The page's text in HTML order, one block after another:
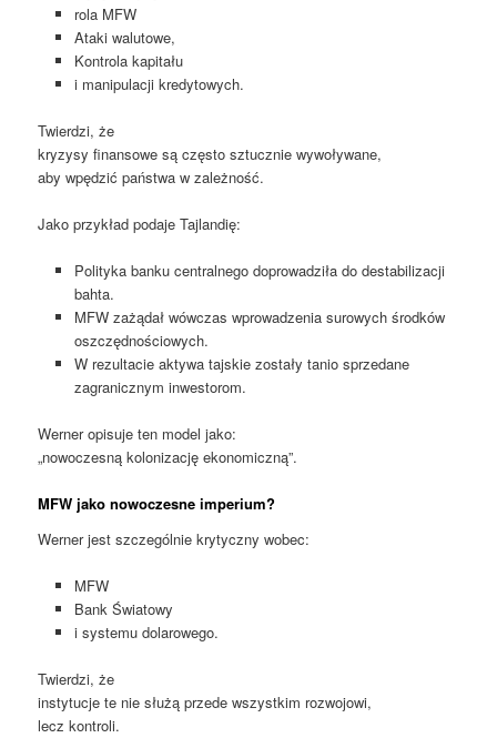
rola MFW
Ataki walutowe,
Kontrola kapitału
i manipulacji kredytowych.
Twierdzi, że
kryzysy finansowe są często sztucznie wywoływane,
aby wpędzić państwa w zależność.
Jako przykład podaje Tajlandię:
Polityka banku centralnego doprowadziła do destabilizacji
bahta.
MFW zażądał wówczas wprowadzenia surowych środków
oszczędnościowych.
W rezultacie aktywa tajskie zostały tanio sprzedane
zagranicznym inwestorom.
Werner opisuje ten model jako:
„nowoczesną kolonizację ekonomiczną”.
MFW jako nowoczesne imperium?
Werner jest szczególnie krytyczny wobec:
MFW
Bank Światowy
i systemu dolarowego.
Twierdzi, że
instytucje te nie służą przede wszystkim rozwojowi,
lecz kontroli.